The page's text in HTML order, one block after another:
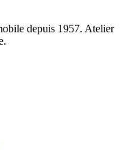
depuis 1957. Atelier